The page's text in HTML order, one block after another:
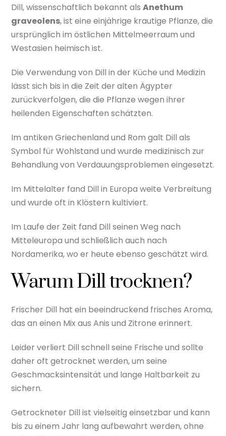
Dill, wissenschaftlich bekannt alsAnethum
graveolens, ist eine einjährige krautige Pflanze, die
ursprünglich im östlichen Mittelmeerraum und
Westasien heimisch ist.
Die Verwendung von Dill in der Küche und Medizin
lässt sich bis in die Zeit der alten Ägypter
zurückverfolgen, die die Pflanze wegen ihrer
heilenden Eigenschaften schätzten.
Im antiken Griechenland und Rom galt Dill als
Symbol für Wohlstand und wurde medizinisch zur
Behandlung von Verdauungsproblemen eingesetzt.
Im Mittelalter fand Dill in Europa weite Verbreitung
und wurde oft in Klöstern kultiviert.
Im Laufe der Zeit fand Dill seinen Weg nach
Mitteleuropa und schließlich auch nach
Nordamerika, wo er heute ebenso geschätzt wird.
Warum Dill trocknen?
Frischer Dill hat ein beeindruckend frisches Aroma,
das an einen Mix aus Anis und Zitrone erinnert.
Leider verliert Dill schnell seine Frische und sollte
daher oft getrocknet werden, um seine
Geschmacksintensität und lange Haltbarkeit zu
sichern.
Getrockneter Dill ist vielseitig einsetzbar und kann
bis zu einem Jahr lang aufbewahrt werden, ohne